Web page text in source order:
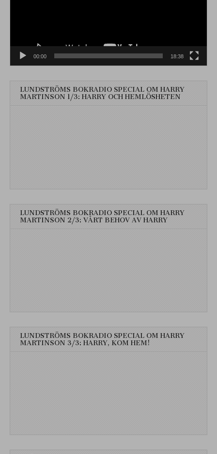
00:00 18:38
LUNDSTRÖMS BOKRADIO SPECIAL OM HARRY
MARTINSON 1/3: HARRY OCH HEMLÖSHETEN
LUNDSTRÖMS BOKRADIO SPECIAL OM HARRY
MARTINSON 2/3: VÅRT BEHOV AV HARRY
LUNDSTRÖMS BOKRADIO SPECIAL OM HARRY
MARTINSON 3/3: HARRY, KOM HEM!